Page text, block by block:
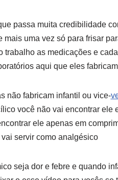
passa muita credibilidade
mais uma vez só para frisar
trabalho as medicações e
aqui que eles fabricam
não fabricam infantil ou vice-
você não vai encontrar ele
ele apenas em
servir como analgésico
seja dor e febre e quando